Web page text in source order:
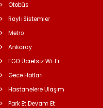
Otobüs
Raylı Sistemler
Metro
Ankaray
EGO Ücretsiz Wi-Fi
Gece Hatları
Hastanelere Ulaşım
Park Et Devam Et